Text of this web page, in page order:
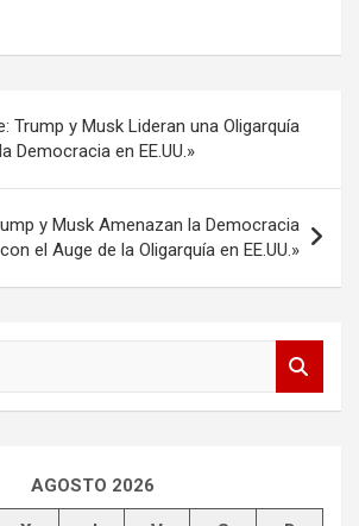
Trump y Musk Lideran una Oligarquía
Democracia en EE.UU.»
y Musk Amenazan la Democracia
con el Auge de la Oligarquía en EE.UU.»
AGOSTO 2026